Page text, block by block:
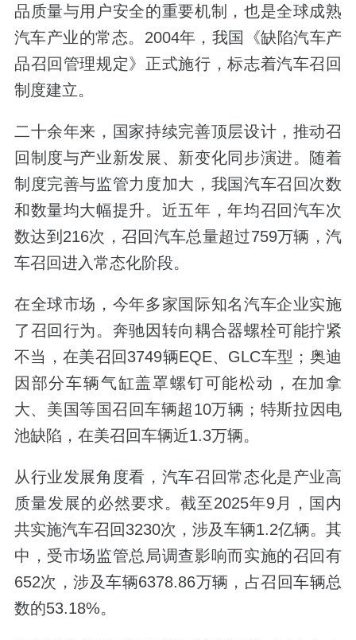
品质量与用户安全的重要机制，也是全球成熟
汽车产业的常态。2004年，我国《缺陷汽车产
品召回管理规定》正式施行，标志着汽车召回
制度建立。
二十余年来，国家持续完善顶层设计，推动召
回制度与产业新发展、新变化同步演进。随着
制度完善与监管力度加大，我国汽车召回次数
和数量均大幅提升。近五年，年均召回汽车次
数达到216次，召回汽车总量超过759万辆，汽
车召回进入常态化阶段。
在全球市场，今年多家国际知名汽车企业实施
了召回行为。奔驰因转向耦合器螺栓可能拧紧
不当，在美召回3749辆EQE、GLC车型；奥迪
因部分车辆气缸盖罩螺钉可能松动，在加拿
大、美国等国召回车辆超10万辆；特斯拉因电
池缺陷，在美召回车辆近1.3万辆。
从行业发展角度看，汽车召回常态化是产业高
质量发展的必然要求。截至2025年9月，国内
共实施汽车召回3230次，涉及车辆1.2亿辆。其
中，受市场监管总局调查影响而实施的召回有
652次，涉及车辆6378.86万辆，占召回车辆总
数的53.18%。